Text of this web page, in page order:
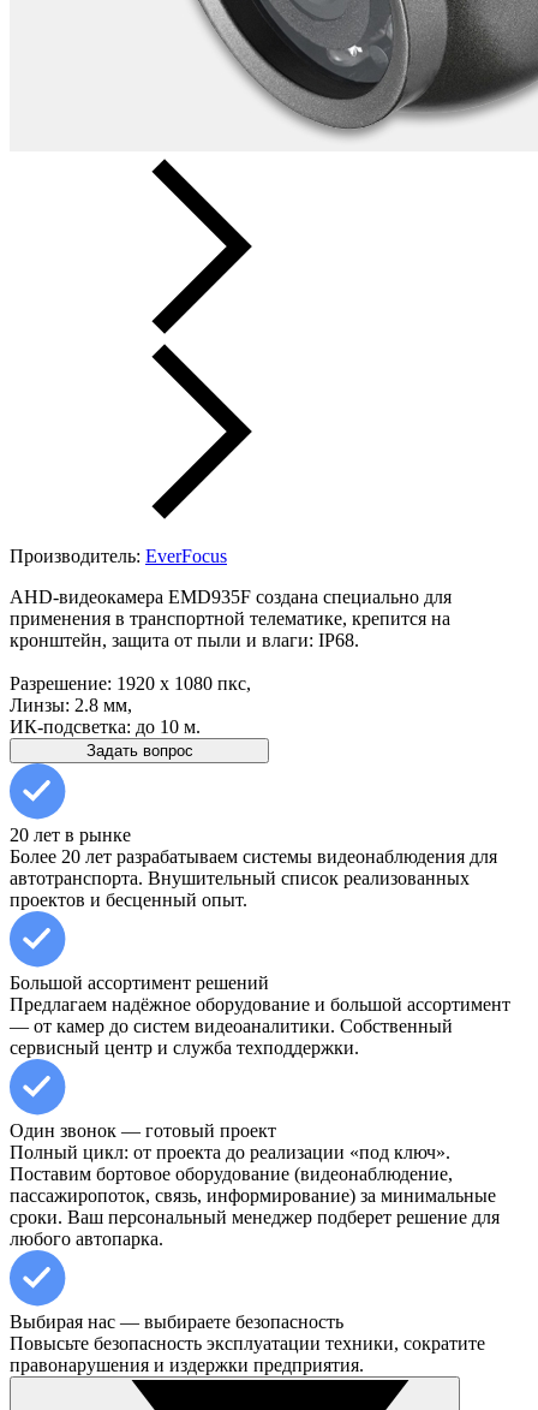
Производитель: EverFocus
AHD-видеокамера EMD935F создана специально для
применения в транспортной телематике, крепится на
кронштейн, защита от пыли и влаги: IP68.
Разрешение: 1920 x 1080 пкс,
Линзы: 2.8 мм,
ИК-подсветка: до 10 м.
Задать вопрос
20 лет в рынке
Более 20 лет разрабатываем системы видеонаблюдения для
автотранспорта. Внушительный список реализованных
проектов и бесценный опыт.
Большой ассортимент решений
Предлагаем надёжное оборудование и большой ассортимент
— от камер до систем видеоаналитики. Собственный
сервисный центр и служба техподдержки.
Один звонок — готовый проект
Полный цикл: от проекта до реализации «под ключ».
Поставим бортовое оборудование (видеонаблюдение,
пассажиропоток, связь, информирование) за минимальные
сроки. Ваш персональный менеджер подберет решение для
любого автопарка.
Выбирая нас — выбираете безопасность
Повысьте безопасность эксплуатации техники, сократите
правонарушения и издержки предприятия.